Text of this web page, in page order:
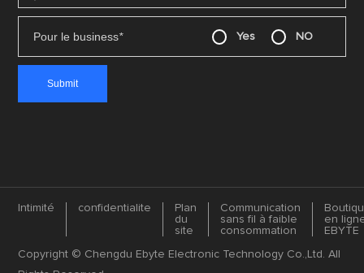
Pour le business* Yes NO
Intimité confidentialite
Plan
du
site
Communication
sans fil à faible
consommation
en
EBYTE
Copyright © Chengdu Ebyte Electronic Technology Co.,Ltd. All